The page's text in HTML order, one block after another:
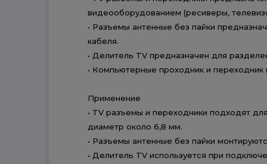
видеооборудованием (ресиверы,
• Разъемы антенные без пайки
кабеля.
• Делитель TV предназначен для
• Компьютерные проходник и
Применение
• TV разъемы и переходники подходят
диаметр около 6,8 мм.
• Разъемы антенные без пайки
• Делитель TV используется при